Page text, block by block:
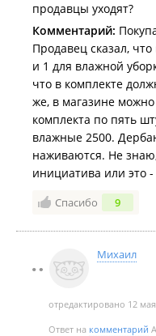
продавцы уходят?
Комментарий:
Продавец сказал,
и 1 для влажной
что в комплекте
же, в магазине
комплекта по пять
влажные 2500.
наживаются. Не
инициатива или это
Спасибо 9
Михаил
отредактировано 12 мая
Ответ на комментарий